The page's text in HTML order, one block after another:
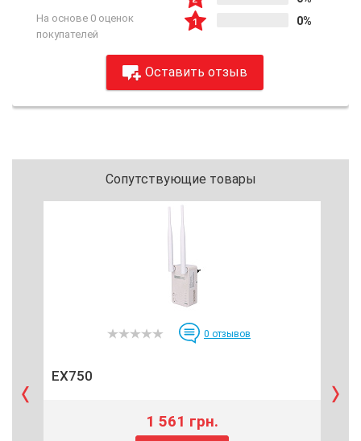
На основе 0 оценок
покупателей
0%
Оставить отзыв
Сопутствующие товары
0 отзывов
EX750
1 561 грн.